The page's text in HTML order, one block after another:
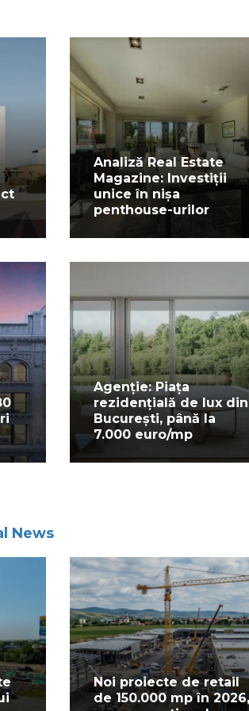
Analiză Real Estate
Magazine: Investiții
unice în nișa
penthouse-urilor
Agenție: Piața
rezidențială de lux din
București, până la
7.000 euro/mp
News
Noi proiecte de retail
de 150.000 mp în